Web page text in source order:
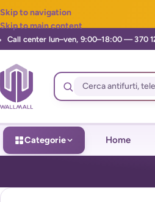
Skip to navigation
Skip to main content
Categorie Home